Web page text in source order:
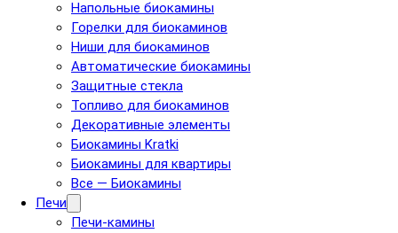
Напольные биокамины
Горелки для биокаминов
Ниши для биокаминов
Автоматические биокамины
Защитные стекла
Топливо для биокаминов
Декоративные элементы
Биокамины Kratki
Биокамины для квартиры
Все — Биокамины
Печи
Печи-камины